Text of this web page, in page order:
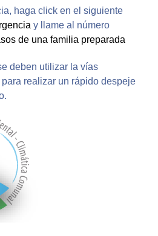
haga click en el siguiente
y llame al número
de una familia preparada
deben utilizar la vías
realizar un rápido despeje